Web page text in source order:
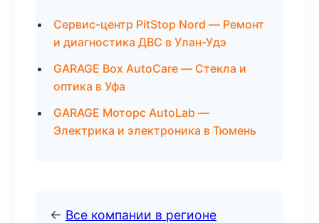
Сервис-центр PitStop Nord — Ремонт
и диагностика ДВС в Улан-Удэ
GARAGE Box AutoCare — Стекла и
оптика в Уфа
GARAGE Моторс AutoLab —
Электрика и электроника в Тюмень
← Все компании в регионе